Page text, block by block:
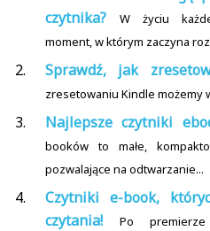
czytnika?
W życiu
moment, w którym zaczyna
Sprawdź, jak
zresetowaniu Kindle możemy
Najlepsze czytniki
booków to małe,
pozwalające na odtwarzanie...
Czytniki e-book,
czytania!
Po premierze